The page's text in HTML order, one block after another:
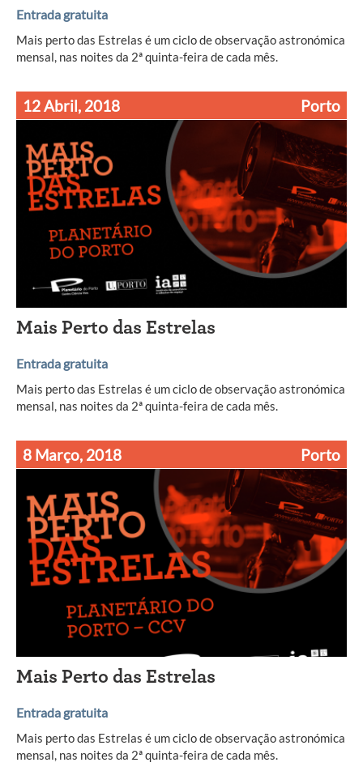
Entrada gratuita
Mais perto das Estrelas é um ciclo de observação astronómica
mensal, nas noites da 2ª quinta-feira de cada mês.
12 Abril, 2018 Porto
Mais Perto das Estrelas
Entrada gratuita
Mais perto das Estrelas é um ciclo de observação astronómica
mensal, nas noites da 2ª quinta-feira de cada mês.
8 Março, 2018 Porto
Mais Perto das Estrelas
Entrada gratuita
Mais perto das Estrelas é um ciclo de observação astronómica
mensal, nas noites da 2ª quinta-feira de cada mês.